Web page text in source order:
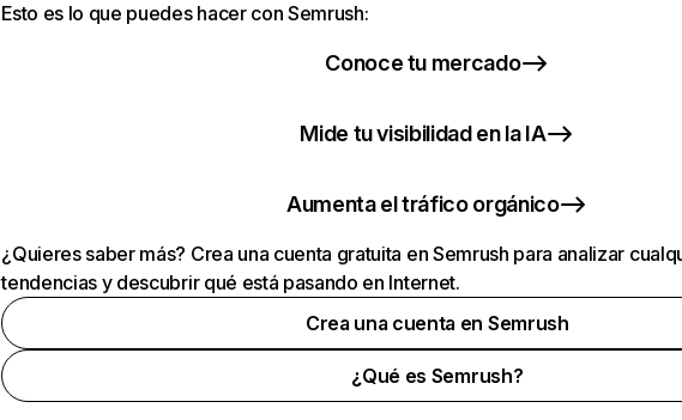
Esto es lo que puedes hacer con Semrush:
Conoce tu mercado
Mide tu visibilidad en la IA
Aumenta el tráfico orgánico
¿Quieres saber más? Crea una cuenta gratuita en Semrush para analizar
tendencias y descubrir qué está pasando en Internet.
Crea una cuenta en Semrush
¿Qué es Semrush?